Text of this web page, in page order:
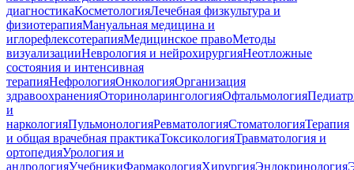
диагностикаКосметологияЛечебная физкультура и
физиотерапияМануальная медицина и
иглорефлексотерапияМедицинское правоМетоды
визуализацииНеврология и нейрохирургияНеотложные
состояния и интенсивная
терапияНефрологияОнкологияОрганизация
здравоохраненияОториноларингологияОфтальмология
и
наркологияПульмонологияРевматологияСтоматологияТерапия
и общая врачебная практикаТоксикологияТравматология и
ортопедияУрология и
андрологияУчебникиФармакологияХирургияЭндокринология